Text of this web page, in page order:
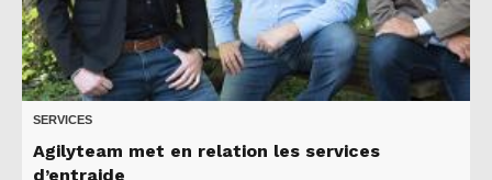
SERVICES
Agilyteam met en relation les services
d’entraide